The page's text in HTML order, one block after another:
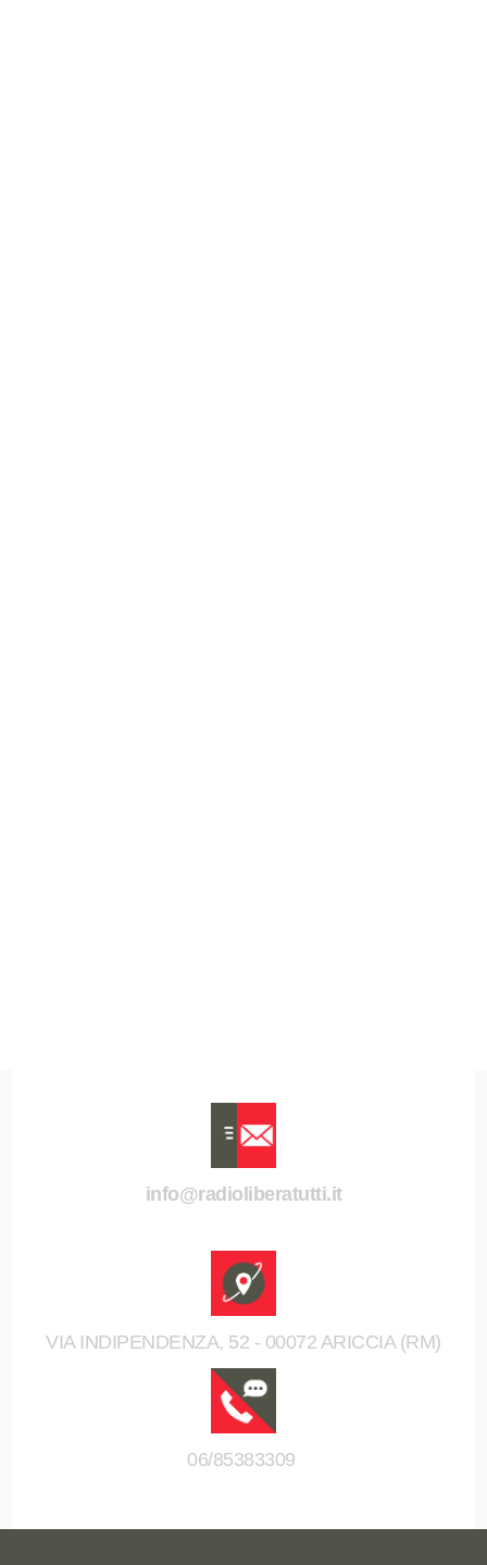
info@radioliberatutti.it
VIA INDIPENDENZA, 52 - 00072 ARICCIA (RM)
06/85383309